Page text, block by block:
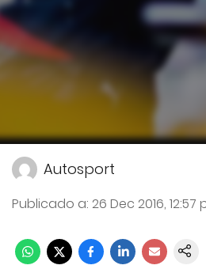
Autosport
Publicado a: 26 Dec 2016, 12:57